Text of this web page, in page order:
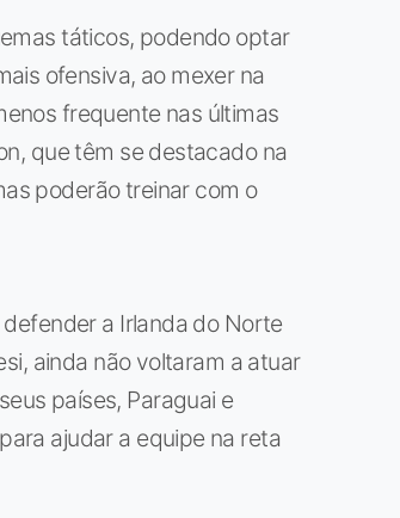
táticos, podendo optar
ofensiva, ao mexer na
frequente nas últimas
que têm se destacado na
poderão treinar com o
a Irlanda do Norte
ainda não voltaram a atuar
países, Paraguai e
ajudar a equipe na reta